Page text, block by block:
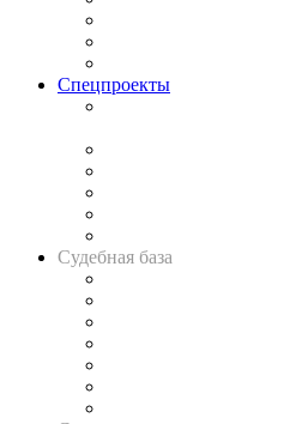
Спецпроекты
Судебная база